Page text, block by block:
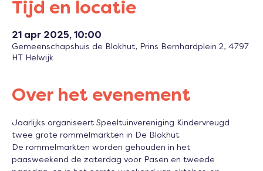
Tijd en locatie
21 apr 2025, 10:00
Gemeenschapshuis de Blokhut, Prins Bernhardplein 2, 4797
HT Helwijk
Over het evenement
Jaarlijks organiseert Speeltuinvereniging Kindervreugd
twee grote rommelmarkten in De Blokhut.
De rommelmarkten worden gehouden in het
paasweekend de zaterdag voor Pasen en tweede